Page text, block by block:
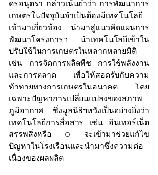
ดร.อนุตรา กล่าวเน้นย้ำว่า การพัฒนาการ
เกษตรในปัจจุบันจำเป็นต้องมีเทคโนโลยี
เข้ามาเกี่ยวข้อง นำมาสู่แนวคิดแผนการ
พัฒนาโครงการฯ นำเทคโนโลยีเข้าใน
ปรับใช้ในการเกษตรในหลากหลายมิติ
เช่น การจัดการผลิตพืช การใช้พลังงาน
และการตลาด เพื่อให้สอดรับกับความ
ท้าทายทางการเกษตรในอนาคต โดย
เฉพาะปัญหาการเปลี่ยนแปลงของสภาพ
ภูมิอากาศ ซึ่งมูลนิธิฯหวังเป็นอย่างยิ่งว่า
เทคโนโลยีการสื่อสาร เช่น อินเทอร์เน็ต
สรรพสิ่งหรือ IoT จะเข้ามาช่วยแก้ไข
ปัญหาในโรงเรือนและนำมาซึ่งความต่อ
เนื่องของผลผลิต